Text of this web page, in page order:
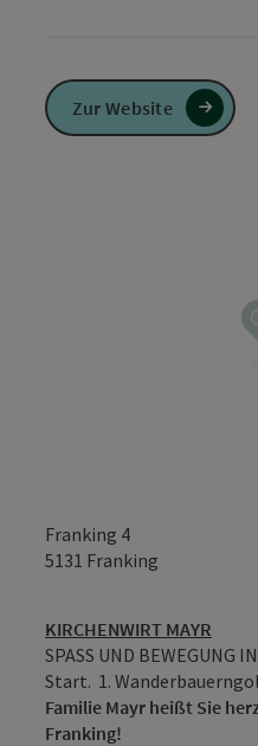
Franking 4
5131 Franking
KIRCHENWIRT MAYR
SPASS UND BEWEGUNG
Start. 1.
Familie Mayr heißt Sie
Franking!
Zur Website